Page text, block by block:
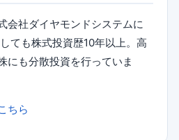
会社ダイヤモンドシステムに
ても株式投資歴10年以上。高
にも分散投資を行っていま
ちら